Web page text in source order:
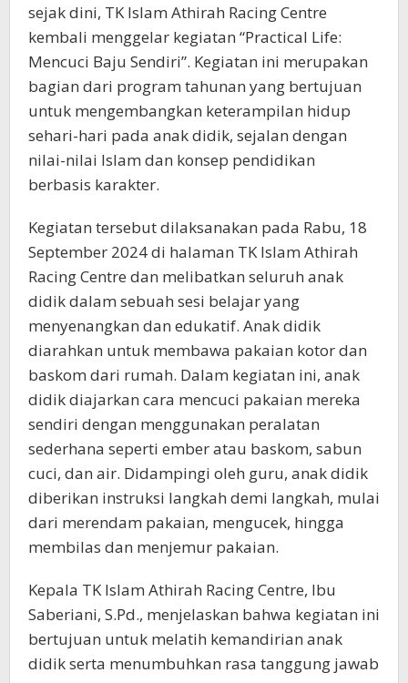
sejak dini, TK Islam Athirah Racing Centre
kembali menggelar kegiatan “Practical Life:
Mencuci Baju Sendiri”. Kegiatan ini merupakan
bagian dari program tahunan yang bertujuan
untuk mengembangkan keterampilan hidup
sehari-hari pada anak didik, sejalan dengan
nilai-nilai Islam dan konsep pendidikan
berbasis karakter.
Kegiatan tersebut dilaksanakan pada Rabu, 18
September 2024 di halaman TK Islam Athirah
Racing Centre dan melibatkan seluruh anak
didik dalam sebuah sesi belajar yang
menyenangkan dan edukatif. Anak didik
diarahkan untuk membawa pakaian kotor dan
baskom dari rumah. Dalam kegiatan ini, anak
didik diajarkan cara mencuci pakaian mereka
sendiri dengan menggunakan peralatan
sederhana seperti ember atau baskom, sabun
cuci, dan air. Didampingi oleh guru, anak didik
diberikan instruksi langkah demi langkah, mulai
dari merendam pakaian, mengucek, hingga
membilas dan menjemur pakaian.
Kepala TK Islam Athirah Racing Centre, Ibu
Saberiani, S.Pd., menjelaskan bahwa kegiatan ini
bertujuan untuk melatih kemandirian anak
didik serta menumbuhkan rasa tanggung jawab